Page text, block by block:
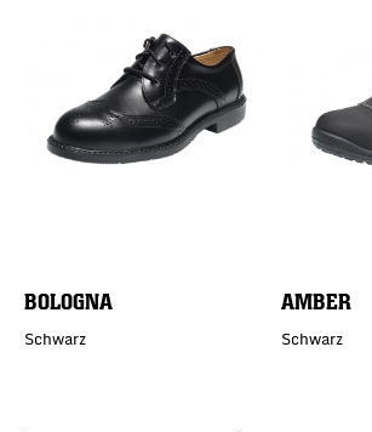
BOLOGNA
Schwarz
AMBER
Schwarz